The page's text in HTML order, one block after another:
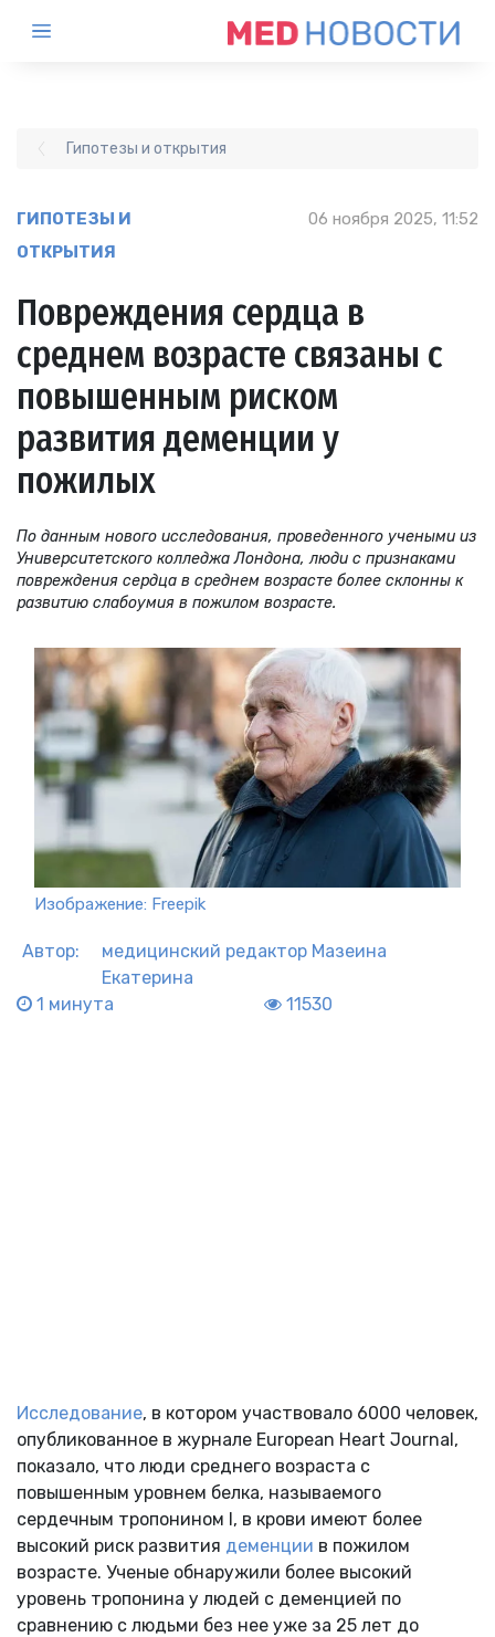
Гипотезы и открытия
ГИПОТЕЗЫ И
ОТКРЫТИЯ
06 ноября 2025, 11:52
Повреждения сердца в
среднем возрасте связаны с
повышенным риском
развития деменции у
пожилых
По данным нового исследования, проведенного учеными из
Университетского колледжа Лондона, люди с признаками
повреждения сердца в среднем возрасте более склонны к
развитию слабоумия в пожилом возрасте.
Изображение: Freepik
Автор: медицинский редактор Мазеина
Екатерина
1 минута
11530
Исследование, в котором участвовало 6000 человек,
опубликованное в журнале European Heart Journal,
показало, что люди среднего возраста с
повышенным уровнем белка, называемого
сердечным тропонином I, в крови имеют более
высокий риск развития деменции в пожилом
возрасте. Ученые обнаружили более высокий
уровень тропонина у людей с деменцией по
сравнению с людьми без нее уже за 25 лет до